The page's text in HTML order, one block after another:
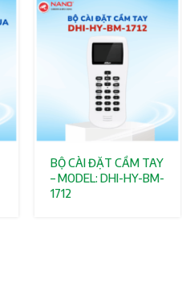
BỘ CÀI ĐẶT CẦM TAY
– MODEL: DHI-HY-BM-
1712